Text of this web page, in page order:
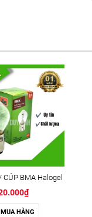
CÚP BMA Halogel
MUA HÀNG